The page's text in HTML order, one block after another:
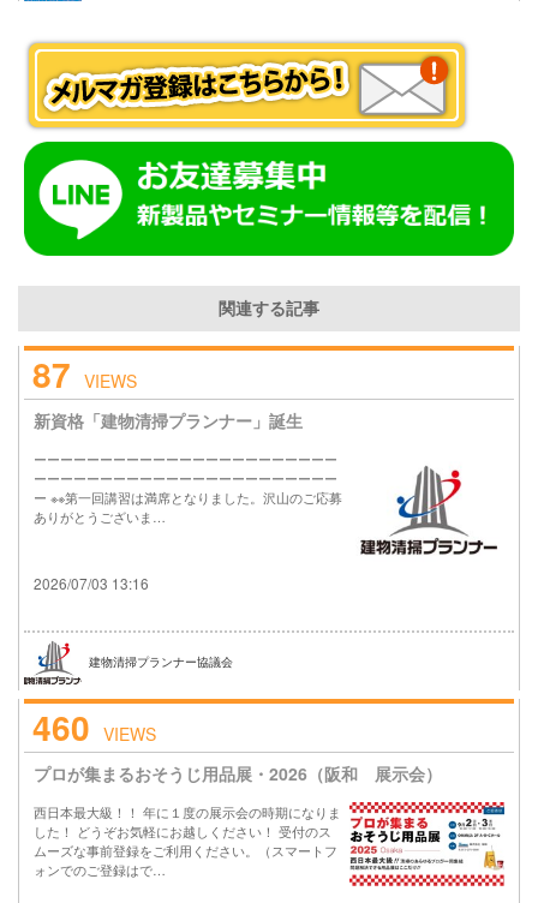
関連する記事
87 VIEWS
新資格「建物清掃プランナー」誕生
ーーーーーーーーーーーーーーーーーーーーーーー
ーーーーーーーーーーーーーーーーーーーーーーー
ー ※※第一回講習は満席となりました。沢山のご応募
ありがとうございま…
2026/07/03 13:16
建物清掃プランナー協議会
460 VIEWS
プロが集まるおそうじ用品展・2026（阪和 展示会）
西日本最大級！！ 年に１度の展示会の時期になりま
した！ どうぞお気軽にお越しください！ 受付のス
ムーズな事前登録をご利用ください。（スマートフ
ォンでのご登録はで…